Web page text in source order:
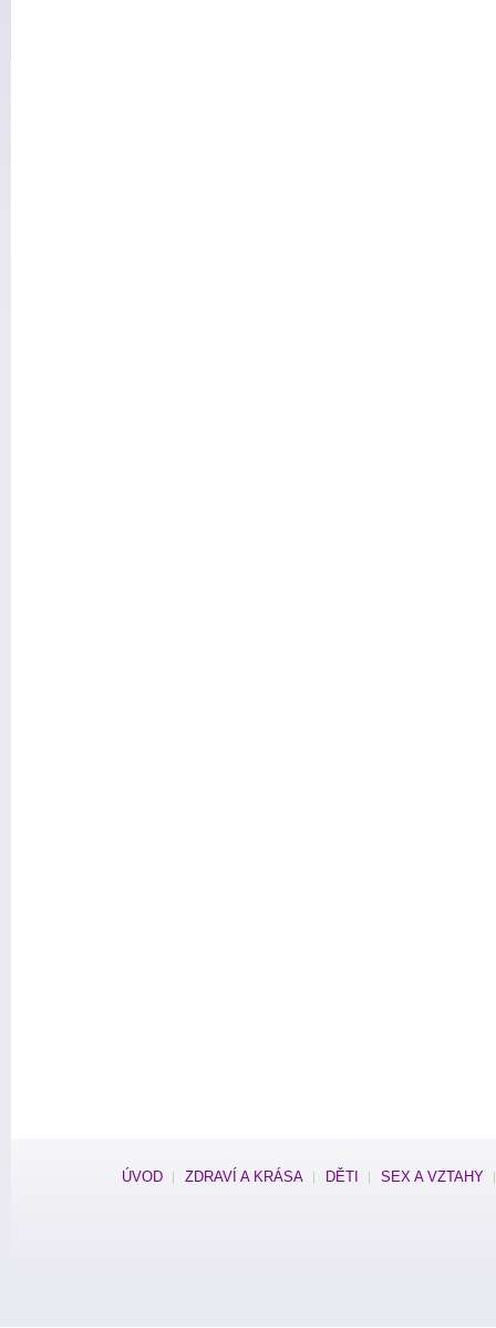
ÚVOD ZDRAVÍ A KRÁSA DĚTI SEX A VZTAHY